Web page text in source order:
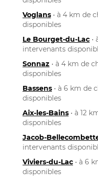
Voglans • à 4 km de
disponibles
Le Bourget-du-Lac •
intervenants
Sonnaz • à 4 km de
disponibles
Bassens • à 6 km de
disponibles
Aix-les-Bains • à 12
disponibles
Jacob-
intervenants
Viviers-du-Lac • à 6
disponibles